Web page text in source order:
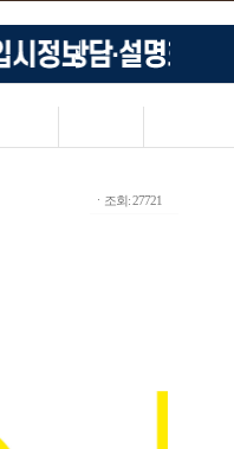
ㆍ조회: 27721